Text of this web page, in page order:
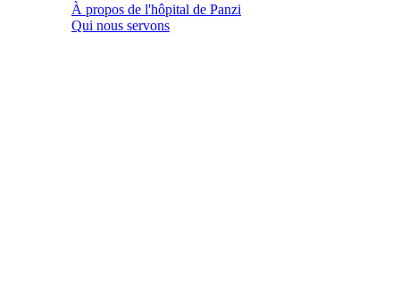
À propos de l'hôpital de Panzi
Qui nous servons